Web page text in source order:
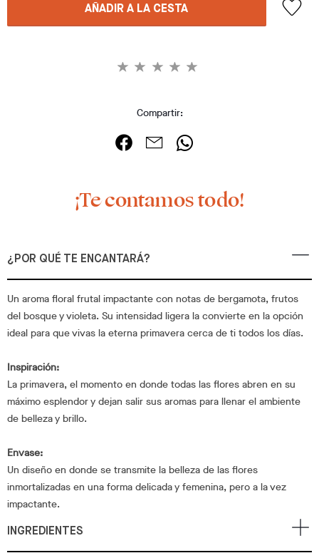
AÑADIR A LA CESTA
Compartir:
¡Te contamos todo!
¿POR QUÉ TE ENCANTARÁ?
Un aroma floral frutal impactante con notas de bergamota, frutos
del bosque y violeta. Su intensidad ligera la convierte en la opción
ideal para que vivas la eterna primavera cerca de ti todos los días.
Inspiración:
La primavera, el momento en donde todas las flores abren en su
máximo esplendor y dejan salir sus aromas para llenar el ambiente
de belleza y brillo.
Envase:
Un diseño en donde se transmite la belleza de las flores
inmortalizadas en una forma delicada y femenina, pero a la vez
impactante.
INGREDIENTES